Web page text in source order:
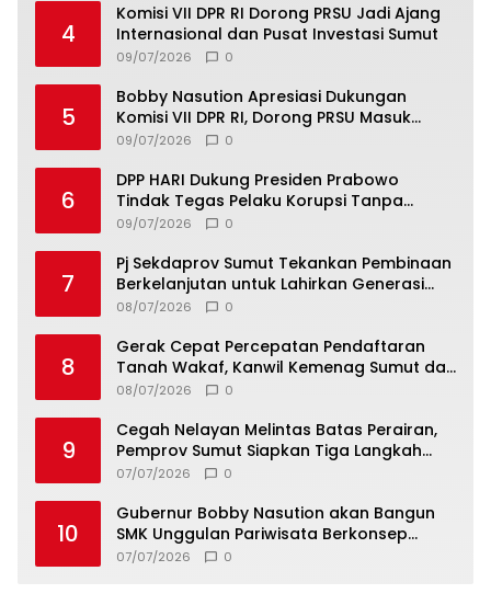
4
Komisi VII DPR RI Dorong PRSU Jadi Ajang
Internasional dan Pusat Investasi Sumut
09/07/2026 0
5
Bobby Nasution Apresiasi Dukungan
Komisi VII DPR RI, Dorong PRSU Masuk
Kalender Event Nasional
09/07/2026 0
6
DPP HARI Dukung Presiden Prabowo
Tindak Tegas Pelaku Korupsi Tanpa
Tebang Pilih
09/07/2026 0
7
Pj Sekdaprov Sumut Tekankan Pembinaan
Berkelanjutan untuk Lahirkan Generasi
Qurani Berkarakter
08/07/2026 0
8
Gerak Cepat Percepatan Pendaftaran
Tanah Wakaf, Kanwil Kemenag Sumut dan
Lintas Instansi Bahas Draf MoU
08/07/2026 0
9
Cegah Nelayan Melintas Batas Perairan,
Pemprov Sumut Siapkan Tiga Langkah
Strategis
07/07/2026 0
10
Gubernur Bobby Nasution akan Bangun
SMK Unggulan Pariwisata Berkonsep
Boarding School di Samosir
07/07/2026 0